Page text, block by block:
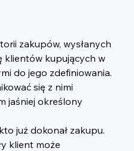
zakupów, wysłanych
klientów kupujących w
do jego zdefiniowania.
się z nimi
jaśniej określony
już dokonał zakupu.
klient może